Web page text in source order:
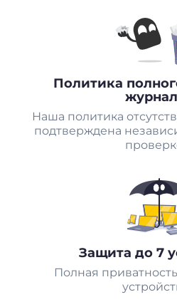
Политика
Наша политика
подтверждена
Защита до 7
Полная